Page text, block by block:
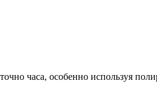
часа, особенно используя